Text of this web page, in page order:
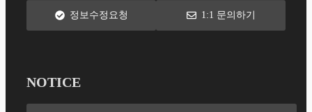
정보수정요청 1:1 문의하기
NOTICE